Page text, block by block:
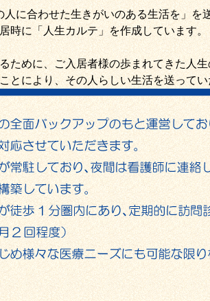
人に合わせた生きがいのある生活を」を
時に「人生カルテ」を作成しています。
ために、ご入居者様の歩まれてきた人
とにより、その人らしい生活を送って